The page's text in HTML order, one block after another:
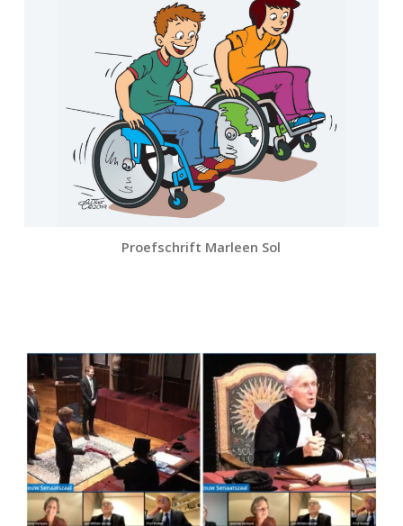
Proefschrift Marleen Sol